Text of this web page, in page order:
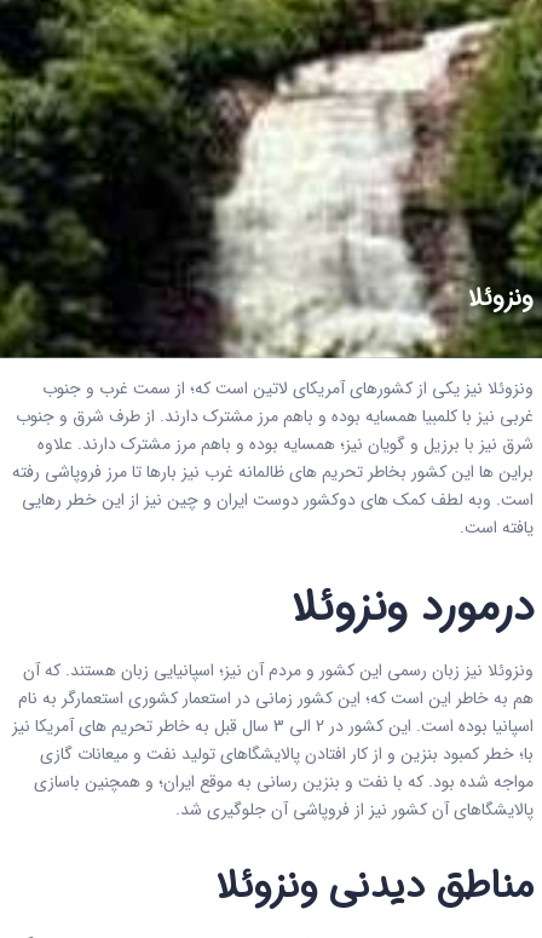
ونزوئلا
ونزوئلا نیز یکی از کشورهای آمریکای لاتین است که؛ از سمت غرب و جنوب
غربی نیز با کلمبیا همسایه بوده و باهم مرز مشترک دارند. از طرف شرق و جنوب
شرق نیز با برزیل و گویان نیز؛ همسایه بوده و باهم مرز مشترک دارند. علاوه
براین ها این کشور بخاطر تحریم های ظالمانه غرب نیز بارها تا مرز فروپاشی رفته
است. وبه لطف کمک های دوکشور دوست ایران و چین نیز از این خطر رهایی
یافته است.
درمورد ونزوئلا
ونزوئلا نیز زبان رسمی این کشور و مردم آن نیز؛ اسپانیایی زبان هستند. که آن
هم به خاطر این است که؛ این کشور زمانی در استعمار کشوری استعمارگر به نام
اسپانیا بوده است. این کشور در 2 الی 3 سال قبل به خاطر تحریم های آمریکا نیز
با؛ خطر کمبود بنزین و از کار افتادن پالایشگاهای تولید نفت و میعانات گازی
مواجه شده بود. که با نفت و بنزین رسانی به موقع ایران؛ و همچنین باسازی
پالایشگاهای آن کشور نیز از فروپاشی آن جلوگیری شد.
مناطق دیدنی ونزوئلا